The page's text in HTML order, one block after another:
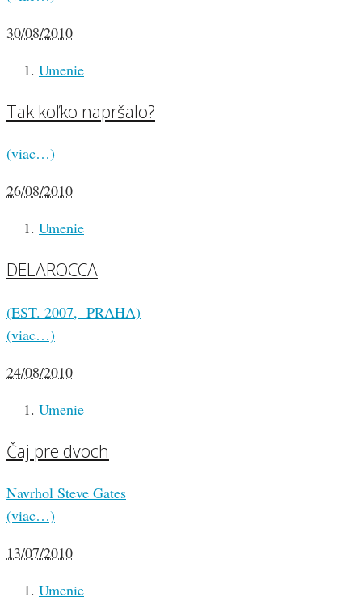
30/08/2010
Umenie
Tak koľko napršalo?
(viac…)
26/08/2010
Umenie
DELAROCCA
(EST. 2007, PRAHA)
(viac…)
24/08/2010
Umenie
Čaj pre dvoch
Navrhol Steve Gates
(viac…)
13/07/2010
Umenie